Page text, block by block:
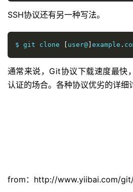
SSH协议还有另一种写法。
$ git clone
user@ example .
通常来说，Git协议下载速度最快
认证的场合。各种协议优劣的详细
from：http://www.yiibai.com/